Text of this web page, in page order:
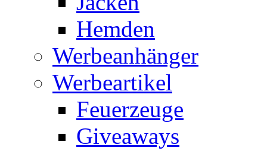
Hemden
Werbeanhänger
Werbeartikel
Feuerzeuge
Giveaways